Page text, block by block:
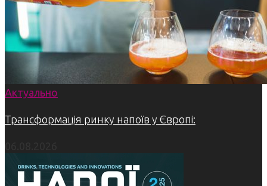
Актуально
Трансформація ринку напоїв у Європі: